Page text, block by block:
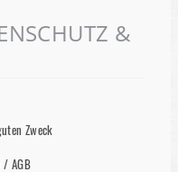
&
Zweck
AGB